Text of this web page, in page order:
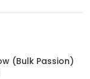
(Bulk Passion)